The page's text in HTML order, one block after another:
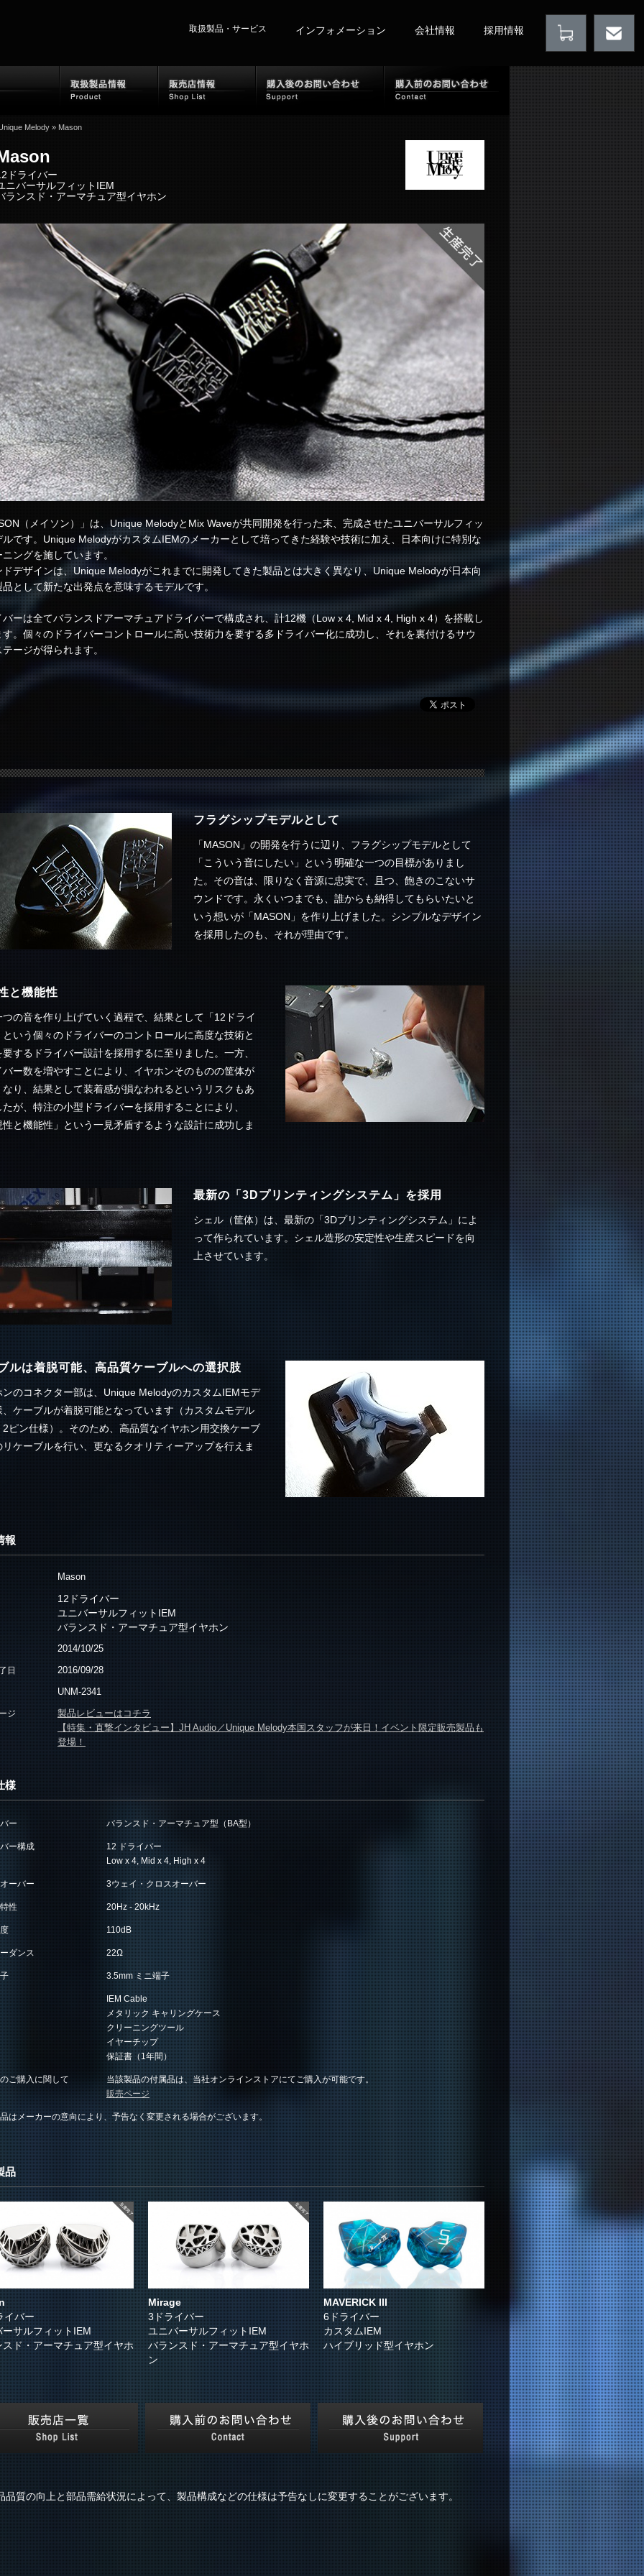
取扱製品・サービス インフォメーション 会社情報 採用情報
Melody » Mason
ドライバー
ニバーサルフィットIEM
ランスド・アーマチュア型イヤホン
（メイソン）」は、Unique MelodyとMix Waveが共同開発を行った末、完成させたユニバーサルフィッ
ルです。Unique MelodyがカスタムIEMのメーカーとして培ってきた経験や技術に加え、日本向けに特別な
ングを施しています。
ドデザインは、Unique Melodyがこれまでに開発してきた製品とは大きく異なり、Unique Melodyが日本向
として新たな出発点を意味するモデルです。
バーは全てバランスドアーマチュアドライバーで構成され、計12機（Low x 4, Mid x 4, High x 4）を搭載し
す。個々のドライバーコントロールに高い技術力を要する多ドライバー化に成功し、それを裏付けるサウ
ージが得られます。
フラグシップモデルとして
「MASON」の開発を行うに辺り、フラグシップモデルとして
「こういう音にしたい」という明確な一つの目標がありまし
た。その音は、限りなく音源に忠実で、且つ、飽きのこないサ
ウンドです。永くいつまでも、誰からも納得してもらいたいと
いう想いが「MASON」を作り上げました。シンプルなデザイン
を採用したのも、それが理由です。
と機能性
つの音を作り上げていく過程で、結果として「12ドライ
という個々のドライバーのコントロールに高度な技術と
するドライバー設計を採用するに至りました。一方、
バー数を増やすことにより、イヤホンそのものの筐体が
なり、結果として装着感が損なわれるというリスクもあ
が、特注の小型ドライバーを採用することにより、
性と機能性」という一見矛盾するような設計に成功しま
最新の「3Dプリンティングシステム」を採用
シェル（筐体）は、最新の「3Dプリンティングシステム」によ
って作られています。シェル造形の安定性や生産スピードを向
上させています。
ルは着脱可能、高品質ケーブルへの選択肢
ンのコネクター部は、Unique MelodyのカスタムIEMモデ
、ケーブルが着脱可能となっています（カスタムモデル
2ピン仕様）。そのため、高品質なイヤホン用交換ケーブ
リケーブルを行い、更なるクオリティーアップを行えま
報
Mason
12ドライバー
ユニバーサルフィットIEM
バランスド・アーマチュア型イヤホン
2014/10/25
日
2016/09/28
UNM-2341
ジ
製品レビューはコチラ
【特集・直撃インタビュー】JH Audio／Unique Melody本国スタッフが来日！イベント限定販売製品も
登場！
様
ー バランスド・アーマチュア型（BA型）
ー構成
12 ドライバー
Low x 4, Mid x 4, High x 4
ーバー 3ウェイ・クロスオーバー
性 20Hz - 20kHz
110dB
ダンス 22Ω
3.5mm ミニ端子
IEM Cable
メタリック キャリングケース
クリーニングツール
イヤーチップ
保証書（1年間）
ご購入に関して
当該製品の付属品は、当社オンラインストアにてご購入が可能です。
販売ページ
はメーカーの意向により、予告なく変更される場合がございます。
品
イバー
ーサルフィットIEM
スド・アーマチュア型イヤホ
Mirage
3ドライバー
ユニバーサルフィットIEM
バランスド・アーマチュア型イヤホ
ン
MAVERICK III
6ドライバー
カスタムIEM
ハイブリッド型イヤホン
品質の向上と部品需給状況によって、製品構成などの仕様は予告なしに変更することがございます。